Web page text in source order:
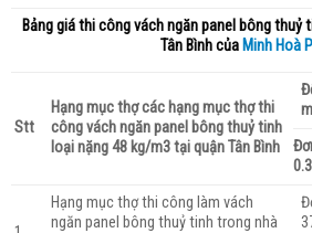
Bảng giá thi công vách ngăn panel bông thuỷ
Tân Bình của Minh Hoà
Stt
Hạng mục thợ các hạng mục thợ thi
công vách ngăn panel bông thuỷ tinh
loại nặng 48 kg/m3 tại quận Tân Bình
Hạng mục thợ thi công làm vách
ngăn panel bông thuỷ tinh trong nhà